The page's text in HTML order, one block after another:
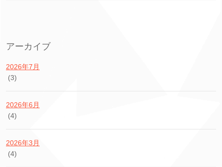
アーカイブ
2026年7月
(3)
2026年6月
(4)
2026年3月
(4)